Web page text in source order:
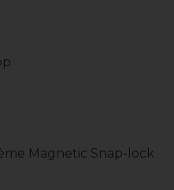
Magnetic Snap-lock